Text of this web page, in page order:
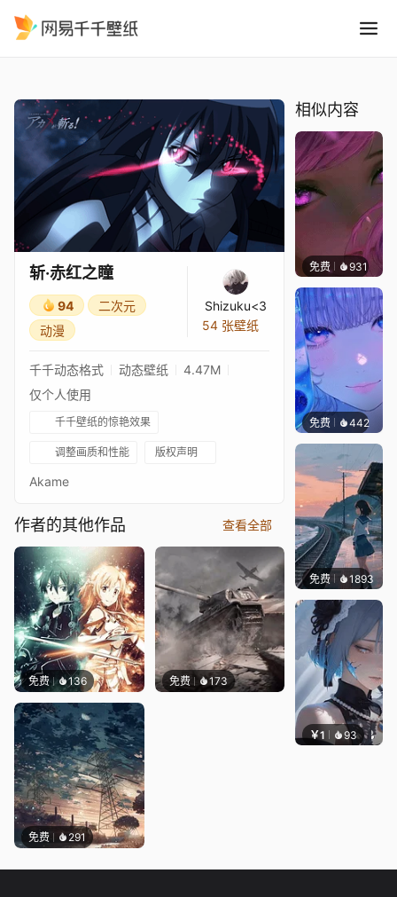
斩·赤红之瞳
94
二次元
动漫
Shizuku<3
54 张壁纸
千千动态格式 动态壁纸
4.47M
仅个人使用
千千壁纸的惊艳效果
调整画质和性能 版权声明
Akame
作者的其他作品 查看全部
免费 136 免费 173
免费 291
相似内容
免费 931辰东
免费 442辰东
免费 1893辰东
￥1 93 辰东